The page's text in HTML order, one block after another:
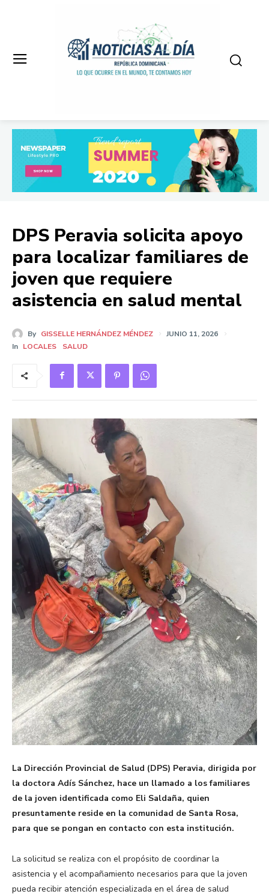
DPS Peravia solicita apoyo
para localizar familiares de
joven que requiere
asistencia en salud mental
By GISSELLE HERNÁNDEZ MÉNDEZ
JUNIO 11, 2026
In LOCALES SALUD
La Dirección Provincial de Salud (DPS) Peravia, dirigida por
la doctora Adís Sánchez, hace un llamado a los familiares
de la joven identificada como Eli Saldaña, quien
presuntamente reside en la comunidad de Santa Rosa,
para que se pongan en contacto con esta institución.
La solicitud se realiza con el propósito de coordinar la
asistencia y el acompañamiento necesarios para que la joven
pueda recibir atención especializada en el área de salud